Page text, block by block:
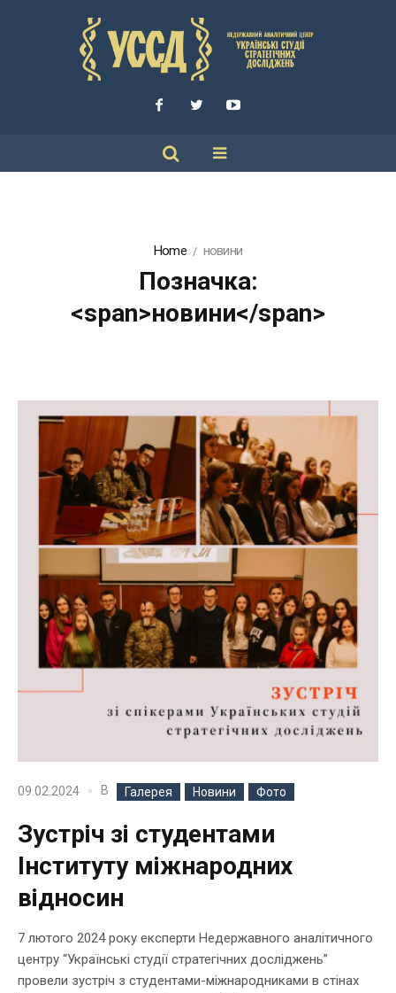
Home новини
Позначка:
<span>новини</span>
09.02.2024 В Галерея Новини Фото
Зустріч зі студентами
Інституту міжнародних
відносин
7 лютого 2024 року експерти Недержавного аналітичного
центру “Українські студії стратегічних досліджень”
провели зустріч з студентами-міжнародниками в стінах